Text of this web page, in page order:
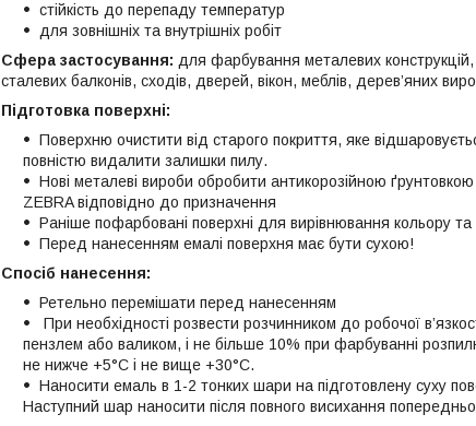
стійкість до перепаду температур
для зовнішніх та внутрішніх робіт
Сфера застосування: для фарбування металевих
сталевих балконів, сходів, дверей, вікон, меблів, дерев’яних
Підготовка поверхні:
Поверхню очистити від старого покриття, яке
повністю видалити залишки пилу.
Нові металеві вироби обробити антикорозійною
ZEBRA відповідно до призначення
Раніше пофарбовані поверхні для вирівнювання кольору
Перед нанесенням емалі поверхня має бути сухою!
Спосіб нанесення:
Ретельно перемішати перед нанесенням
При необхідності розвести розчинником до робочої
пензлем або валиком, і не більше 10% при фарбуванні
не нижче +5°С і не вище +30°С.
Наносити емаль в 1-2 тонких шари на підготовлену суху
Наступний шар наносити після повного висихання